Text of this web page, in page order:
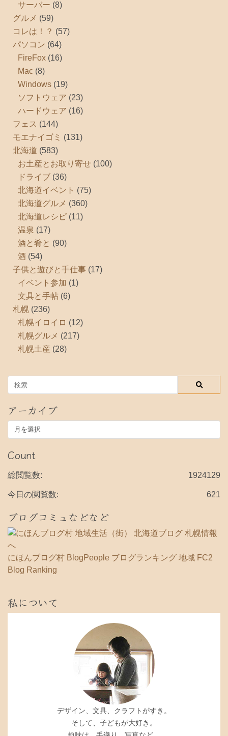
サーバー (8)
グルメ (59)
コレは！？ (57)
パソコン (64)
FireFox (16)
Mac (8)
Windows (19)
ソフトウェア (23)
ハードウェア (16)
フェス (144)
モエナイゴミ (131)
北海道 (583)
お土産とお取り寄せ (100)
ドライブ (36)
北海道イベント (75)
北海道グルメ (360)
北海道レシピ (11)
温泉 (17)
酒と肴と (90)
酒 (54)
子供と遊びと手仕事 (17)
イベント参加 (1)
文具と手帖 (6)
札幌 (236)
札幌イロイロ (12)
札幌グルメ (217)
札幌土産 (28)
アーカイブ
ー
カ
ブ
Count
1924129
総閲覧数:
621
今日の閲覧数:
ブログコミュなどなど
にほんブログ村 BlogPeople ブログランキング 地域 FC2
Blog Ranking
私について
デザイン、文具、クラフトがすき。
そして、子どもが大好き。